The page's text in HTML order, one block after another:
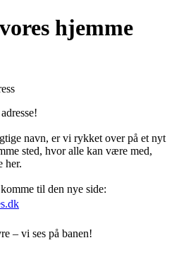
hjemme
navn, er vi rykket over på et nyt
sted, hvor alle kan være med,
her.
til den nye side:
– vi ses på banen!